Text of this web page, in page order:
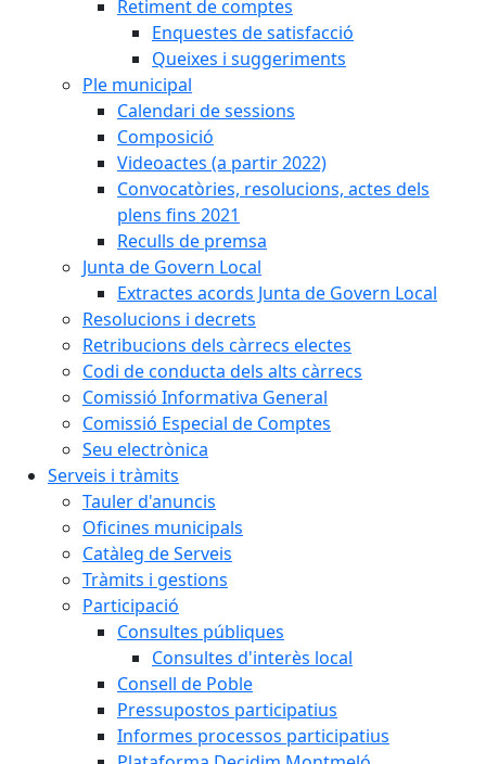
Retiment de comptes
Enquestes de satisfacció
Queixes i suggeriments
Ple municipal
Calendari de sessions
Composició
Videoactes (a partir 2022)
Convocatòries, resolucions, actes dels
plens fins 2021
Reculls de premsa
Junta de Govern Local
Extractes acords Junta de Govern Local
Resolucions i decrets
Retribucions dels càrrecs electes
Codi de conducta dels alts càrrecs
Comissió Informativa General
Comissió Especial de Comptes
Seu electrònica
Serveis i tràmits
Tauler d'anuncis
Oficines municipals
Catàleg de Serveis
Tràmits i gestions
Participació
Consultes públiques
Consultes d'interès local
Consell de Poble
Pressupostos participatius
Informes processos participatius